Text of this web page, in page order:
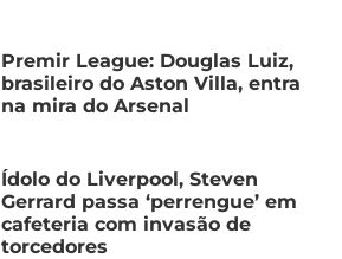
Premir League: Douglas Luiz,
brasileiro do Aston Villa, entra
na mira do Arsenal
Ídolo do Liverpool, Steven
Gerrard passa ‘perrengue’ em
cafeteria com invasão de
torcedores